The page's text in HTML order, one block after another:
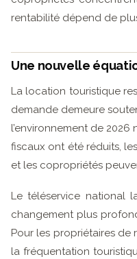
rentabilité dépend de
Une nouvelle
La location touristique
demande demeure
l’environnement de
fiscaux ont été réduits,
et les copropriétés
Le téléservice national
changement plus
Pour les propriétaires de
la fréquentation